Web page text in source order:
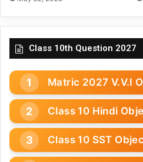
Class 10th Question 2027
Matric 2027 V.V.I
Class 10 Hindi
Class 10 SST